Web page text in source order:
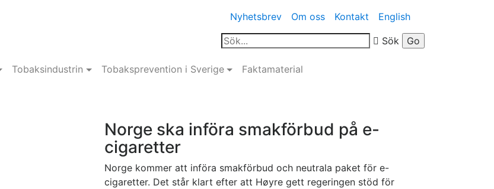
Nyhetsbrev Om oss Kontakt English
Sök
Tobaksindustrin Tobaksprevention i Sverige
Faktamaterial
Norge ska införa smakförbud på e-
cigaretter
Norge kommer att införa smakförbud och neutrala paket för e-
cigaretter. Det står klart efter att Høyre gett regeringen stöd för